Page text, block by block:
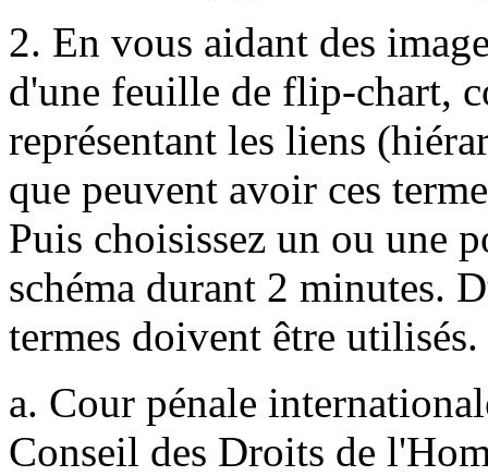
2. En vous aidant des
d'une feuille de flip-chart,
représentant les liens
que peuvent avoir ces
Puis choisissez un ou une
schéma durant 2 minutes.
termes doivent être utilisés.
a. Cour pénale
Conseil des Droits de